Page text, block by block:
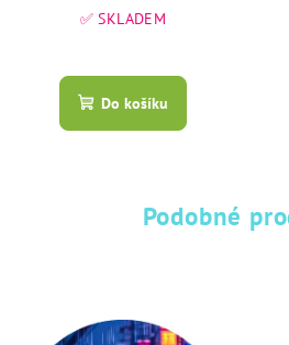
cena:
✅ SKLADEM
hodnocení
produktu
hvězdiček.
Do košíku
Podobné